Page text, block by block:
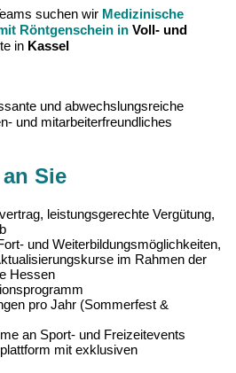
suchen wir Medizinische
Röntgenschein in Voll- und
in Kassel
und abwechslungsreiche
und mitarbeiterfreundliches
Sie
leistungsgerechte Vergütung,
und Weiterbildungsmöglichkeiten,
im Rahmen der
Hessen
pro Jahr (Sommerfest &
an Sport- und Freizeitevents
mit exklusiven